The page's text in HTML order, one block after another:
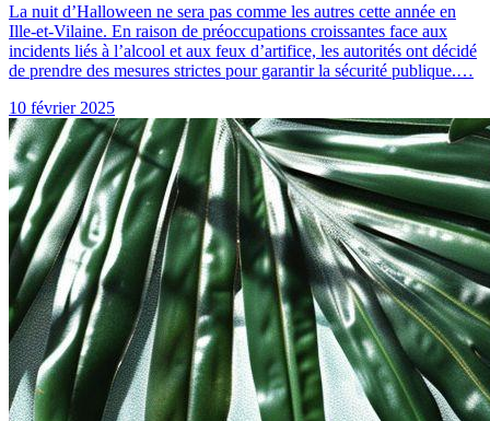
La nuit d’Halloween ne sera pas comme les autres cette année en
Ille-et-Vilaine. En raison de préoccupations croissantes face aux
incidents liés à l’alcool et aux feux d’artifice, les autorités ont décidé
de prendre des mesures strictes pour garantir la sécurité publique.…
10 février 2025